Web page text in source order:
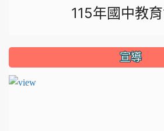
115年國中教
宣導